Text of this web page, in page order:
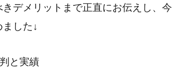
デメリットまで正直にお伝えし、今
した↓
と実績